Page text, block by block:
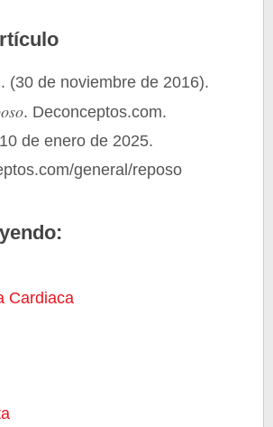
(30 de noviembre de 2016).
. Deconceptos.com.
de enero de 2025.
general/reposo
Cardiaca